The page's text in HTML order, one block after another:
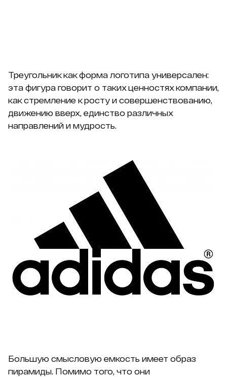
Треугольник как форма логотипа универсален:
эта фигура говорит о таких ценностях компании,
как стремление к росту и совершенствованию,
движению вверх, единство различных
направлений и мудрость.
Большую смысловую емкость имеет образ
пирамиды. Помимо того, что они